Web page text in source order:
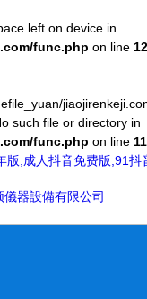
left on device in
func.php on line
such file or directory in
func.php on line
版,成人抖音免费版,91抖